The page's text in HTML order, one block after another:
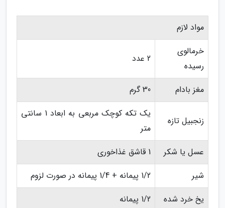
مواد لازم
خرمالوی
رسیده
2 عدد
مغز بادام 30 گرم
زنجبیل تازه
یک تکه کوچک مربعی به ابعاد 1 سانتی
متر
عسل یا شکر
1 قاشق غذاخوری
شیر
1/2 پیمانه + 1/4 پیمانه در صورت لزوم
یخ خرد شده
1/2 پیمانه